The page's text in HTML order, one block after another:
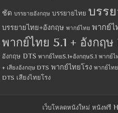
ชัด บรรยายอังกฤษ บรรยายไทย บรร
บรรยายไทย+อังกฤษ พากย์ไทย พากย์
พากย์ไทย 5.1 + อังกฤษ
อังกฤษ DTS พากย์ไทย5.1+อังกฤษ5.1 พากย์ไ
+ เสียงอังกฤษ DTS พากย์ไทยโรง พากย์ไทย
DTS เสียงไทยโรง
เว็บโหลดหนังใหม่ หนังฟรี